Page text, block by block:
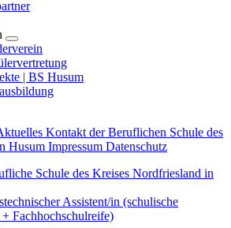
| BS Husum
Kontakt der Beruflichen Schule des
Husum Impressum Datenschutz
Schule des Kreises Nordfriesland in
Assistent/in (schulische
Fachhochschulreife)